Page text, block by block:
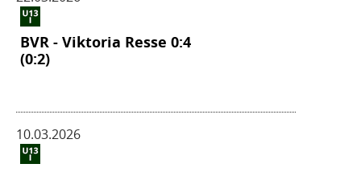
BVR - Viktoria Resse 0:4
(0:2)
10.03.2026